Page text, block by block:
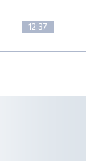
12:37